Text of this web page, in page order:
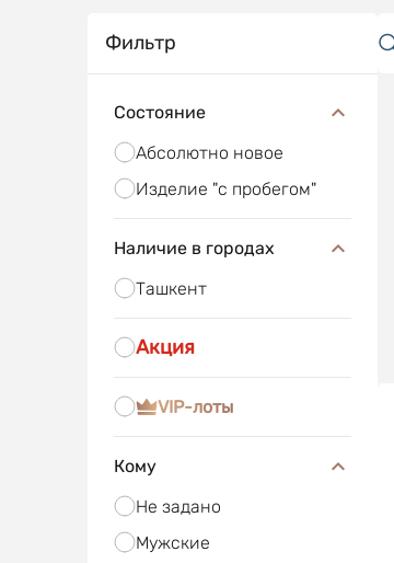
Фильтр
Состояние
Абсолютно новое
Изделие "с пробегом"
Наличие в городах
Ташкент
Акция
VIP-лоты
Кому
Не задано
Мужские